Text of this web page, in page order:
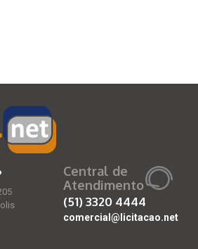
Central de
Atendimento
(51)3320 4444
comercial@licitacao.net